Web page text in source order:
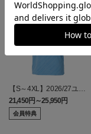
【S～4XL】2026/27ユニ
フォーム オーセンティッ
クモデル:FP1st
21,450円～25,950円
会員特典